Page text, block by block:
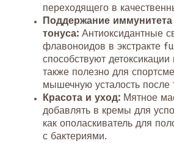
переходящего в
Поддержание
тонуса: Антиоксидантные
флавоноидов в экстракте
способствуют
также полезно для
мышечную усталость после
Красота и уход: Мятное
добавлять в кремы для
как ополаскиватель для
с бактериями.